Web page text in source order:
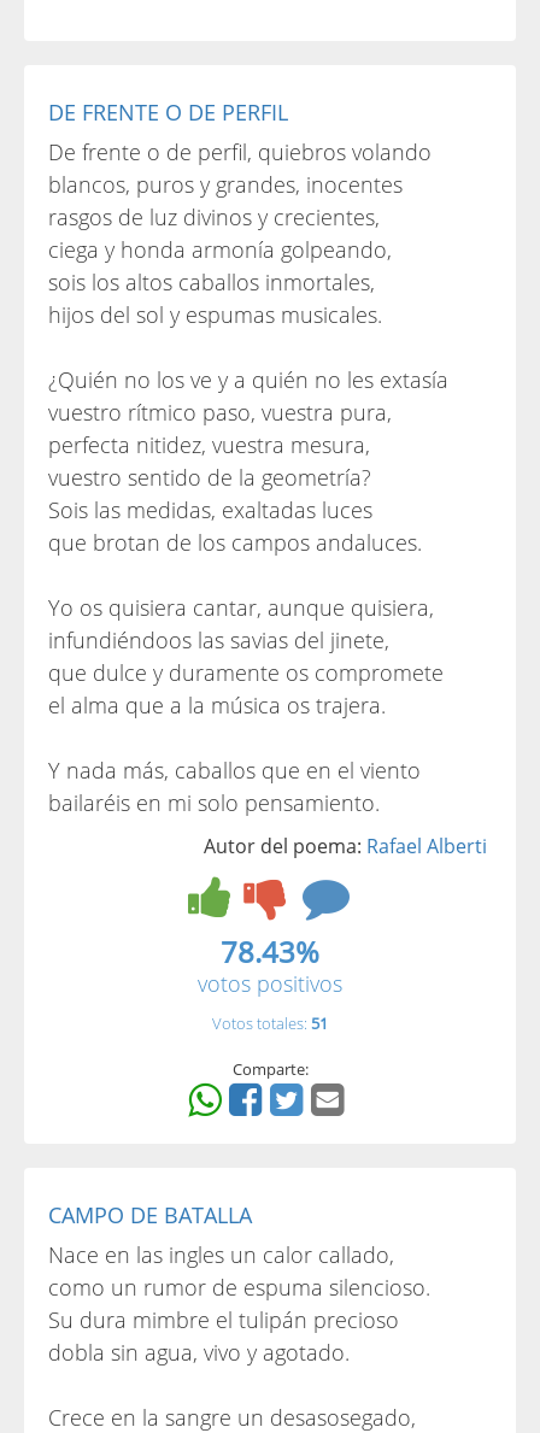
DE FRENTE O DE PERFIL
De frente o de perfil, quiebros volando
blancos, puros y grandes, inocentes
rasgos de luz divinos y crecientes,
ciega y honda armonía golpeando,
sois los altos caballos inmortales,
hijos del sol y espumas musicales.
¿Quién no los ve y a quién no les extasía
vuestro rítmico paso, vuestra pura,
perfecta nitidez, vuestra mesura,
vuestro sentido de la geometría?
Sois las medidas, exaltadas luces
que brotan de los campos andaluces.
Yo os quisiera cantar, aunque quisiera,
infundiéndoos las savias del jinete,
que dulce y duramente os compromete
el alma que a la música os trajera.
Y nada más, caballos que en el viento
bailaréis en mi solo pensamiento.
Autor del poema: Rafael Alberti
78.43%
votos positivos
Votos totales: 51
Comparte:
CAMPO DE BATALLA
Nace en las ingles un calor callado,
como un rumor de espuma silencioso.
Su dura mimbre el tulipán precioso
dobla sin agua, vivo y agotado.
Crece en la sangre un desasosegado,